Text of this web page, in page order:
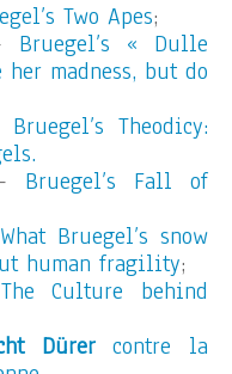
Two Apes;
Bruegel’s « Dulle
her madness, but do
Bruegel’s Theodicy:
Bruegel’s Fall of
What Bruegel’s snow
human fragility;
The Culture behind
Dürercontre la